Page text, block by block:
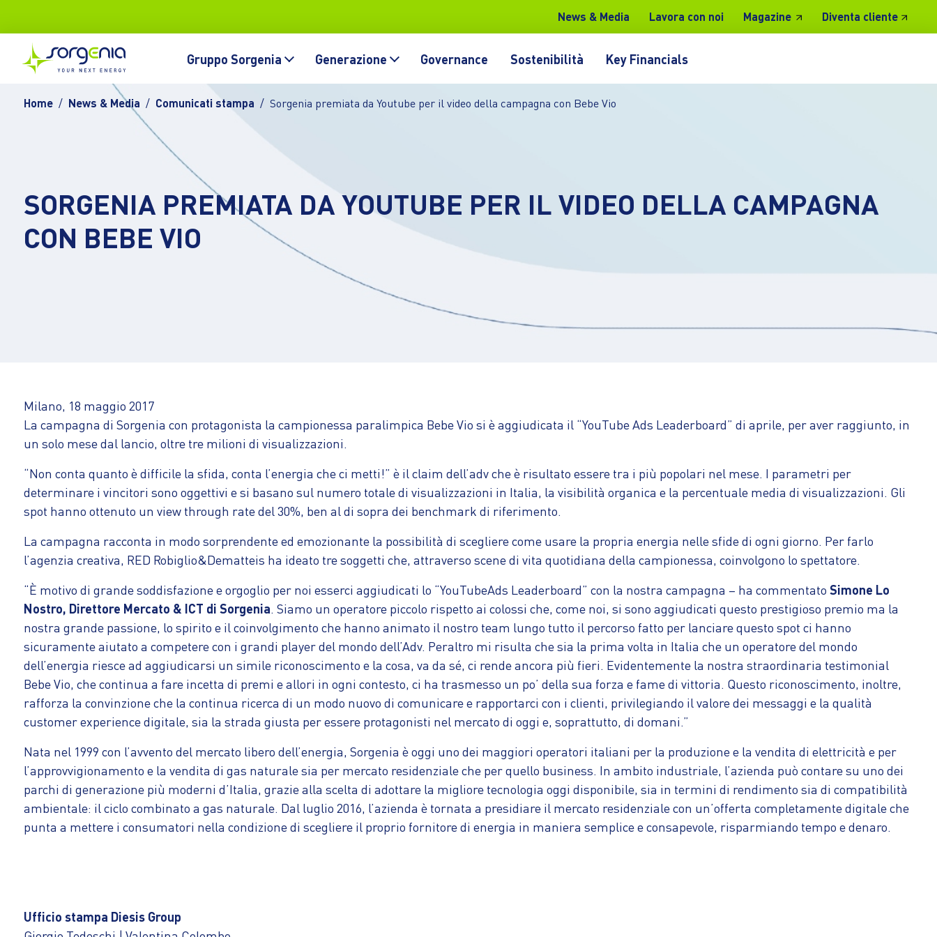
News & Media Lavora con noi Magazine Diventa cliente
Main navigation
Gruppo Sorgenia Generazione Governance Sostenibilità Key Financials
Home News & Media Comunicati stampa Sorgenia premiata da Youtube per il video della campagna con Bebe Vio
SORGENIA PREMIATA DA YOUTUBE PER IL VIDEO DELLA CAMPAGNA
CON BEBE VIO
Milano, 18 maggio 2017
La campagna di Sorgenia con protagonista la campionessa paralimpica Bebe Vio si è aggiudicata il “YouTube Ads Leaderboard” di aprile, per aver raggiunto, in
un solo mese dal lancio, oltre tre milioni di visualizzazioni.
“Non conta quanto è difficile la sfida, conta l’energia che ci metti!” è il claim dell’adv che è risultato essere tra i più popolari nel mese. I parametri per
determinare i vincitori sono oggettivi e si basano sul numero totale di visualizzazioni in Italia, la visibilità organica e la percentuale media di visualizzazioni. Gli
spot hanno ottenuto un view through rate del 30%, ben al di sopra dei benchmark di riferimento.
La campagna racconta in modo sorprendente ed emozionante la possibilità di scegliere come usare la propria energia nelle sfide di ogni giorno. Per farlo
l’agenzia creativa, RED Robiglio&Dematteis ha ideato tre soggetti che, attraverso scene di vita quotidiana della campionessa, coinvolgono lo spettatore.
“È motivo di grande soddisfazione e orgoglio per noi esserci aggiudicati lo “YouTubeAds Leaderboard” con la nostra campagna – ha commentato Simone Lo
Nostro, Direttore Mercato & ICT di Sorgenia. Siamo un operatore piccolo rispetto ai colossi che, come noi, si sono aggiudicati questo prestigioso premio ma la
nostra grande passione, lo spirito e il coinvolgimento che hanno animato il nostro team lungo tutto il percorso fatto per lanciare questo spot ci hanno
sicuramente aiutato a competere con i grandi player del mondo dell’Adv. Peraltro mi risulta che sia la prima volta in Italia che un operatore del mondo
dell’energia riesce ad aggiudicarsi un simile riconoscimento e la cosa, va da sé, ci rende ancora più fieri. Evidentemente la nostra straordinaria testimonial
Bebe Vio, che continua a fare incetta di premi e allori in ogni contesto, ci ha trasmesso un po’ della sua forza e fame di vittoria. Questo riconoscimento, inoltre,
rafforza la convinzione che la continua ricerca di un modo nuovo di comunicare e rapportarci con i clienti, privilegiando il valore dei messaggi e la qualità
customer experience digitale, sia la strada giusta per essere protagonisti nel mercato di oggi e, soprattutto, di domani.”
Nata nel 1999 con l’avvento del mercato libero dell’energia, Sorgenia è oggi uno dei maggiori operatori italiani per la produzione e la vendita di elettricità e per
l’approvvigionamento e la vendita di gas naturale sia per mercato residenziale che per quello business. In ambito industriale, l’azienda può contare su uno dei
parchi di generazione più moderni d’Italia, grazie alla scelta di adottare la migliore tecnologia oggi disponibile, sia in termini di rendimento sia di compatibilità
ambientale: il ciclo combinato a gas naturale. Dal luglio 2016, l’azienda è tornata a presidiare il mercato residenziale con un’offerta completamente digitale che
punta a mettere i consumatori nella condizione di scegliere il proprio fornitore di energia in maniera semplice e consapevole, risparmiando tempo e denaro.
Ufficio stampa Diesis Group